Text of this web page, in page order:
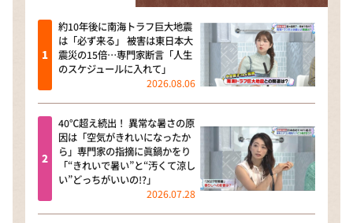
約10年後に南海トラフ巨大地震
は「必ず来る」 被害は東日本大
震災の15倍…専門家断言「人生
のスケジュールに入れて」
2026.08.06
40℃超え続出！ 異常な暑さの原
因は「空気がきれいになったか
ら」専門家の指摘に眞鍋かをり
「“きれいで暑い”と“汚くて涼し
い”どっちがいいの!?」
2026.07.28